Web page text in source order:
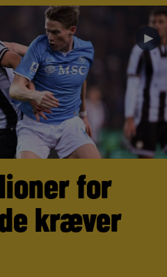
►
for
kræver